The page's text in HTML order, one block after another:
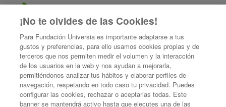
¡No te olvides de las Cookies!
Para Fundación Universia es importante adaptarse a tus
gustos y preferencias, para ello usamos cookies propias y de
terceros que nos permiten medir el volumen y la interacción
de los usuarios en la web y nos ayudan a mejorarla,
permitiéndonos analizar tus hábitos y elaborar perfiles de
navegación, respetando en todo caso tu privacidad. Puedes
configurar las cookies, rechazar o aceptarlas todas. Este
banner se mantendrá activo hasta que ejecutes una de las